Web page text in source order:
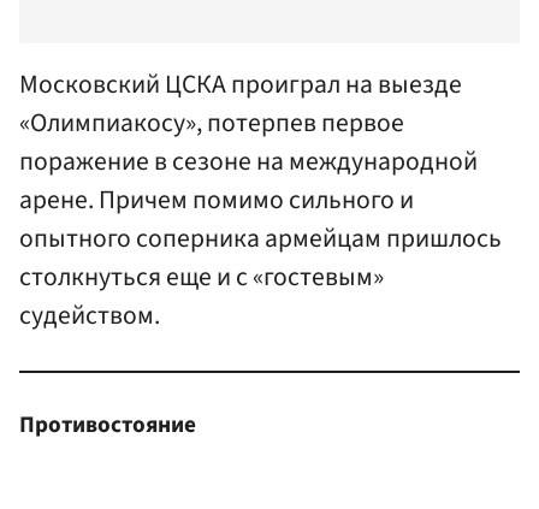
Московский ЦСКА проиграл на выезде
«Олимпиакосу», потерпев первое
поражение в сезоне на международной
арене. Причем помимо сильного и
опытного соперника армейцам пришлось
столкнуться еще и с «гостевым»
судейством.
Противостояние